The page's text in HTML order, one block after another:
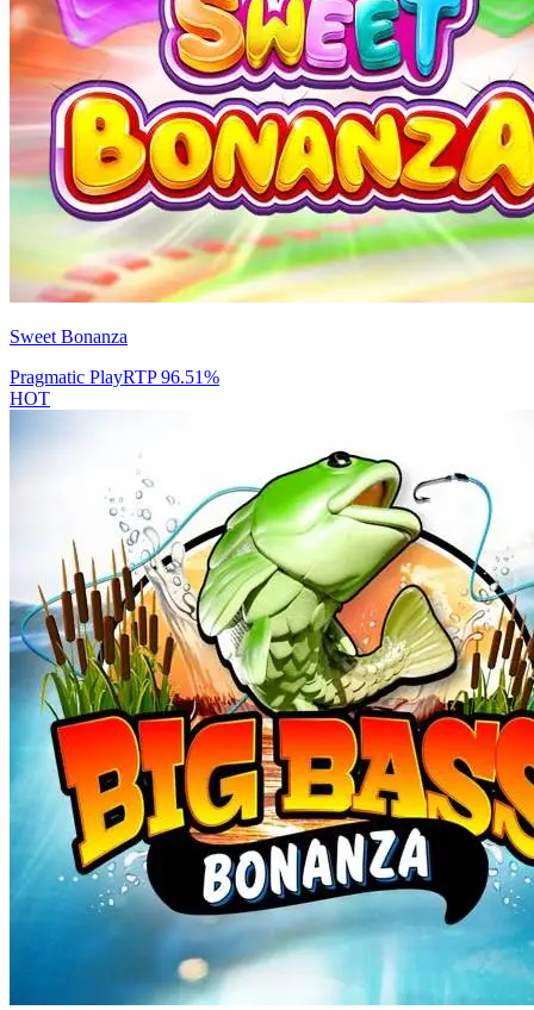
Sweet Bonanza
Pragmatic PlayRTP96.51%
HOT